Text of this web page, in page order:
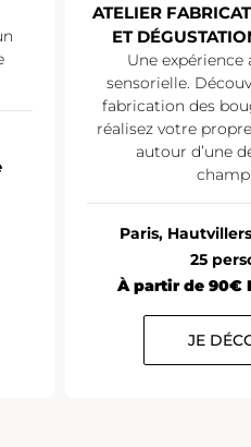
ATELIER
ET
Une
sensorielle.
fabrication des
réalisez votre
autour d’une
Paris,
25
À partir de 90€
JE